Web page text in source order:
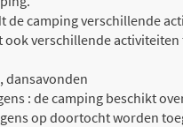
de camping verschillende
ook verschillende
dansavonden
: de camping beschikt
op doortocht worden